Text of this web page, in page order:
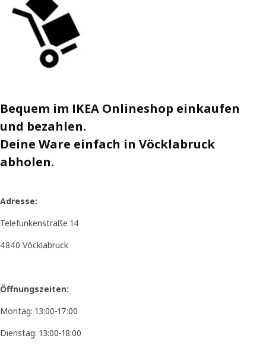
Bequem im IKEA Onlineshop einkaufen
und bezahlen.
Deine Ware einfach in Vöcklabruck
abholen.
Adresse:
Telefunkenstraße 14
4840 Vöcklabruck
Öffnungszeiten:
Montag: 13:00-17:00
Dienstag: 13:00-18:00